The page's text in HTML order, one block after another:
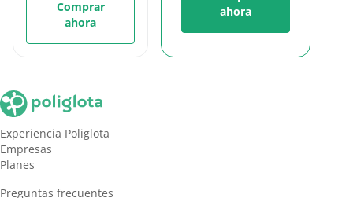
Comprar
ahora
ahora
Experiencia Poliglota
Empresas
Planes
Preguntas frecuentes